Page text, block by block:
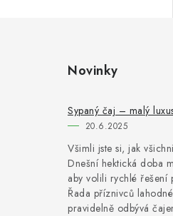
Novinky
Sypaný čaj – malý
20.6.2025
Všimli jste si, jak
Dnešní hektická doba
aby volili rychlé řešení
Řada příznivců
pravidelně odbývá